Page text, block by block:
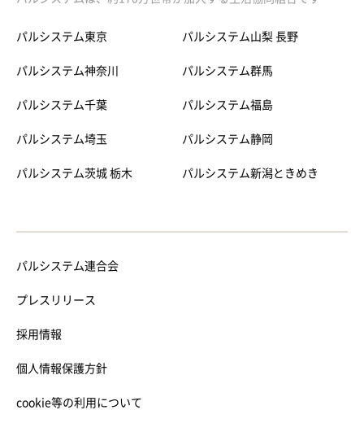
パルシステム東京
パルシステム神奈川
パルシステム千葉
パルシステム埼玉
パルシステム茨城 栃木
パルシステム山梨 長野
パルシステム群馬
パルシステム福島
パルシステム静岡
パルシステム新潟ときめき
パルシステム連合会
プレスリリース
採用情報
個人情報保護方針
cookie等の利用について